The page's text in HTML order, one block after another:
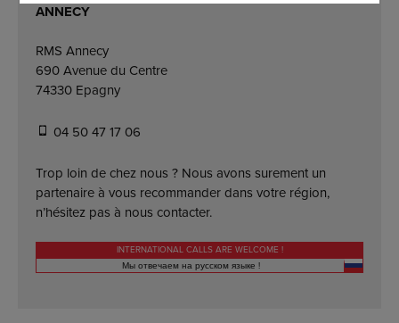
ANNECY
RMS Annecy
690 Avenue du Centre
74330 Epagny
04 50 47 17 06
Trop loin de chez nous ? Nous avons surement un
partenaire à vous recommander dans votre région,
n’hésitez pas à nous contacter.
INTERNATIONAL CALLS ARE WELCOME !
Мы отвечаем на русском языке !